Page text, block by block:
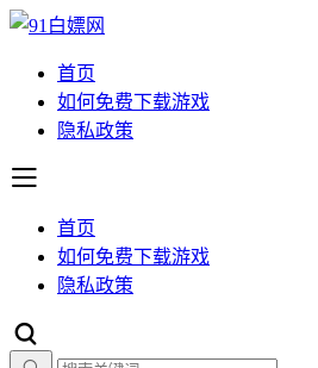
首页
如何免费下载游戏
隐私政策
首页
如何免费下载游戏
隐私政策